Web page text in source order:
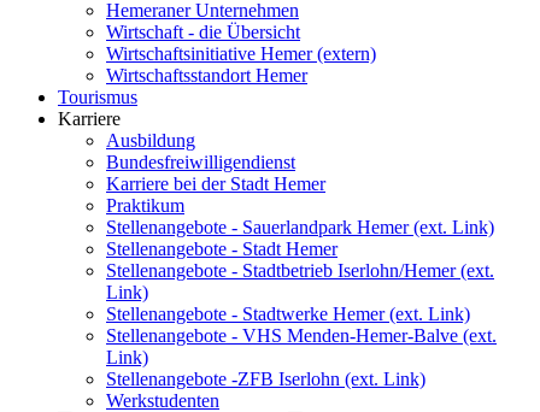
Hemeraner Unternehmen
Wirtschaft - die Übersicht
Wirtschaftsinitiative Hemer (extern)
Wirtschaftsstandort Hemer
Tourismus
Karriere
Ausbildung
Bundesfreiwilligendienst
Karriere bei der Stadt Hemer
Praktikum
Stellenangebote - Sauerlandpark Hemer (ext. Link)
Stellenangebote - Stadt Hemer
Stellenangebote - Stadtbetrieb Iserlohn/Hemer (ext.
Link)
Stellenangebote - Stadtwerke Hemer (ext. Link)
Stellenangebote - VHS Menden-Hemer-Balve (ext.
Link)
Stellenangebote -ZFB Iserlohn (ext. Link)
Werkstudenten